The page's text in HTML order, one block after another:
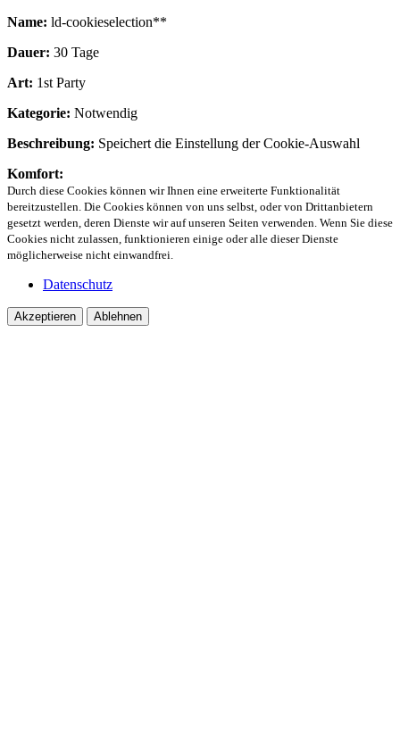
Name: ld-cookieselection**
Dauer: 30 Tage
Art: 1st Party
Kategorie: Notwendig
Beschreibung: Speichert die Einstellung der Cookie-Auswahl
Komfort:
Durch diese Cookies können wir Ihnen eine erweiterte Funktionalität
bereitzustellen. Die Cookies können von uns selbst, oder von Drittanbietern
gesetzt werden, deren Dienste wir auf unseren Seiten verwenden. Wenn Sie diese
Cookies nicht zulassen, funktionieren einige oder alle dieser Dienste
möglicherweise nicht einwandfrei.
Datenschutz
Akzeptieren Ablehnen